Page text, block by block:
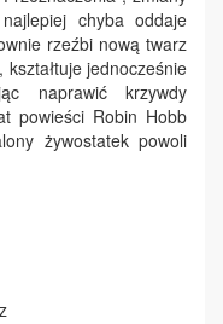
chyba oddaje
rzeźbi nową twarz
jednocześnie
naprawić krzywdy
powieści Robin Hobb
żywostatek powoli